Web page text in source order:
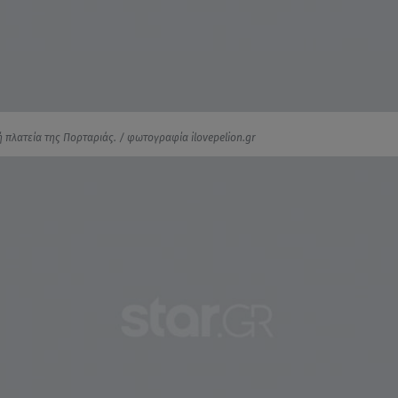
πλατεία της Πορταριάς. / φωτογραφία ilovepelion.gr